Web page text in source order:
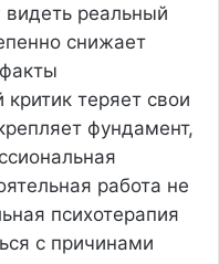
видеть реальный
снижает
теряет свои
фундамент,
работа не
психотерапия
с причинами